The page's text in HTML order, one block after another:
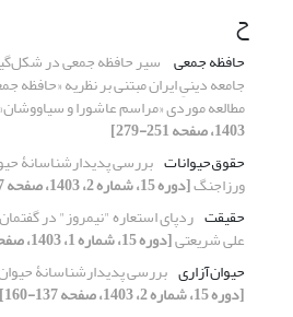
ح
حافظه جمعی سیر حافظه جمعی در
جامعه دینیِ ایران مبتنی ‌بر نظریه «حافظه
مطالعه موردی «مراسم عاشورا و سیاووشان»
1403، صفحه 251-279]
حقوق‌حیوانات بررسی پدیدارشناسانۀ
ورزاجنگ[دوره 15، شماره 2، 1403، صفحه 137-160]
حقیقت ردپای استعاره "نیمروز" در
علی شریعتی[دوره 15، شماره 1، 1403، صفحه 1-28]
حیوان‌آزاری بررسی پدیدارشناسانۀ
[دوره 15، شماره 2، 1403، صفحه 137-160]